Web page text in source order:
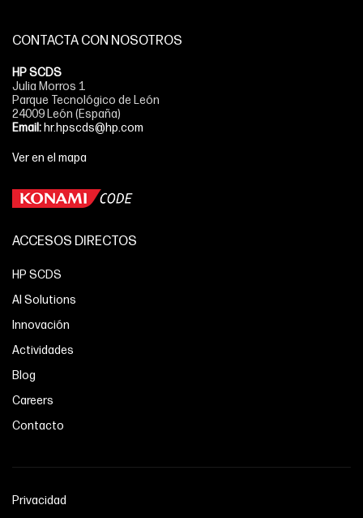
CONTACTA CON NOSOTROS
HP SCDS
Julia Morros 1
Parque Tecnológico de León
24009 León (España)
Email: hr.hpscds@hp.com
Ver en el mapa
ACCESOS DIRECTOS
HP SCDS
AI Solutions
Innovación
Actividades
Blog
Careers
Contacto
Privacidad